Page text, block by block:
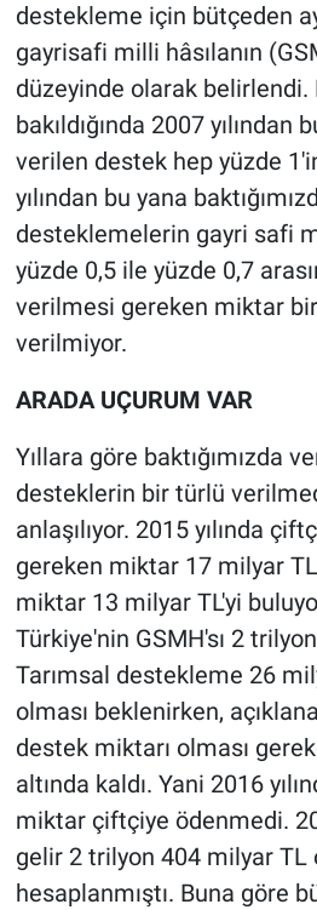
destekleme için bütçeden
gayrisafi milli hâsılanın
düzeyinde olarak belirlendi.
bakıldığında 2007 yılından
verilen destek hep yüzde
yılından bu yana
desteklemelerin gayri safi
yüzde 0,5 ile yüzde 0,7
verilmesi gereken miktar
verilmiyor.
ARADA UÇURUM VAR
Yıllara göre baktığımızda
desteklerin bir türlü
anlaşılıyor. 2015 yılında
gereken miktar 17 milyar
miktar 13 milyar TL'yi
Türkiye'nin GSMH'sı 2
Tarımsal destekleme 26
olması beklenirken,
destek miktarı olması
altında kaldı. Yani 2016
miktar çiftçiye ödenmedi.
gelir 2 trilyon 404 milyar TL
hesaplanmıştı. Buna göre